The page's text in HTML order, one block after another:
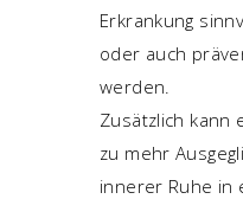
Erkran­kung
oder auch
werden.
Zusätz­lich kann
zu mehr
inne­rer Ruhe in